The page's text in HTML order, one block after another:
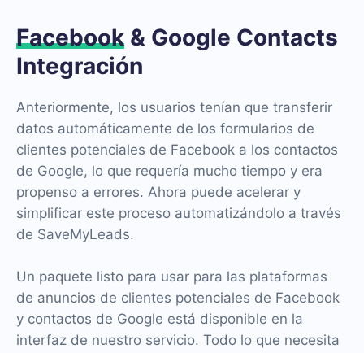
Facebook & Google Contacts
Integración
Anteriormente, los usuarios tenían que transferir
datos automáticamente de los formularios de
clientes potenciales de Facebook a los contactos
de Google, lo que requería mucho tiempo y era
propenso a errores. Ahora puede acelerar y
simplificar este proceso automatizándolo a través
de SaveMyLeads.
Un paquete listo para usar para las plataformas
de anuncios de clientes potenciales de Facebook
y contactos de Google está disponible en la
interfaz de nuestro servicio. Todo lo que necesita